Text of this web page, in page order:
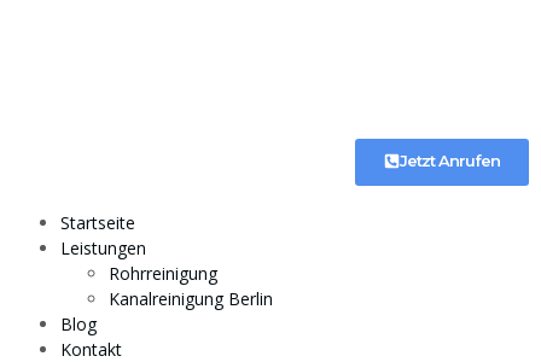
Jetzt Anrufen
Startseite
Leistungen
Rohrreinigung
Kanalreinigung Berlin
Blog
Kontakt